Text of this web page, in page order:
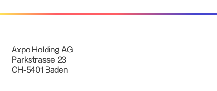
Axpo Holding AG
Parkstrasse 23
CH-5401 Baden